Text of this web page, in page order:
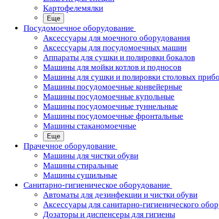
Картофелемялки
Еще
Посудомоечное оборудование
Аксессуары для моечного оборудования
Аксессуары для посудомоечных машин
Аппараты для сушки и полировки бокалов
Машины для мойки котлов и подносов
Машины для сушки и полировки столовых
Машины посудомоечные конвейерные
Машины посудомоечные купольные
Машины посудомоечные туннельные
Машины посудомоечные фронтальные
Машины стаканомоечные
Еще
Прачечное оборудование
Машины для чистки обуви
Машины стиральные
Машины сушильные
Санитарно-гигиеническое оборудование
Автоматы для дезинфекции и чистки обуви
Аксессуары для санитарно-гигиенического
Дозаторы и диспенсеры для гигиены